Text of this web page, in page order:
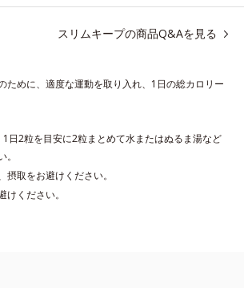
スリムキープの商品Q&Aを見る
ために、適度な運動を取り入れ、1日の総カロリー
日2粒を目安に2粒まとめて水またはぬるま湯など
取をお避けください。
ください。